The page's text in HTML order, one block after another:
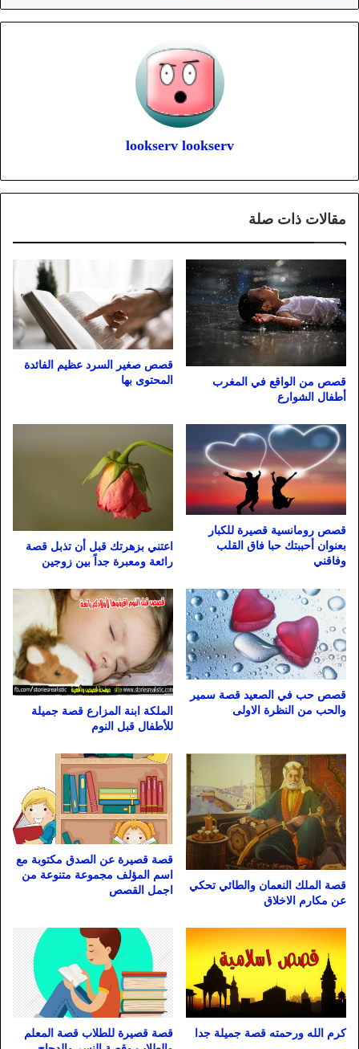
lookserv lookserv
مقالات ذات صلة
قصص من الواقع في المغرب
أطفال الشوارع
قصص صغير السرد عظيم الفائدة
المحتوى بها
قصص رومانسية قصيرة للكبار
بعنوان أحببتك حبا فاق القلب
وفاقني
اعتني بزهرتك قبل أن تذبل قصة
رائعة ومعبرة جداً بين زوجين
قصص حب في الصعيد قصة سمير
والحب من النظرة الاولى
الملكة ابنة المزارع قصة جميلة
للأطفال قبل النوم
قصة الملك النعمان والطائي تحكي
عن مكارم الاخلاق
قصة قصيرة عن الصدق مكتوبة مع
اسم المؤلف مجموعة متنوعة من
اجمل القصص
كرم الله ورحمته قصة جميلة جدا
قصة قصيرة للطلاب قصة المعلم